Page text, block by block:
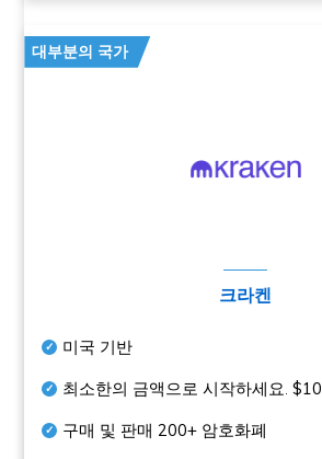
대부분의 국가
크라켄
미국 기반
최소한의 금액으로 시작하세요.$10
구매 및 판매200+ 암호화폐